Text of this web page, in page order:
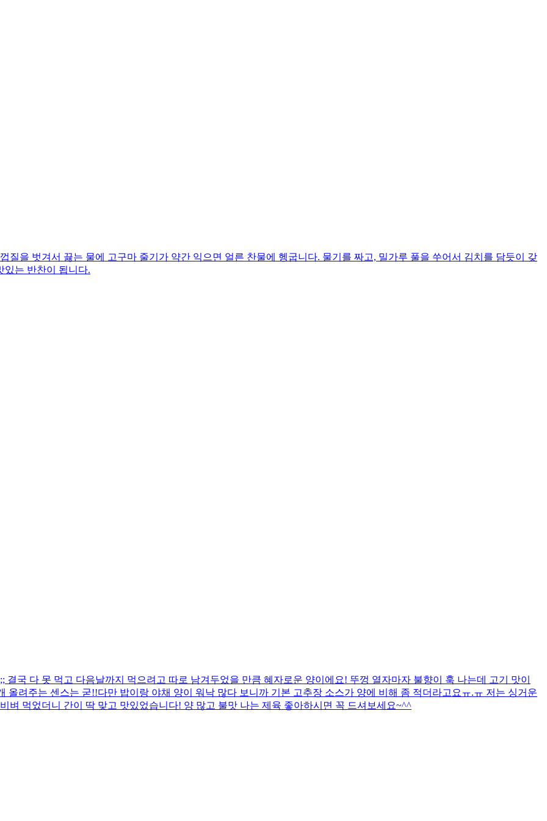
질을 벗겨서 끓는 물에 고구마 줄기가 약간 익으면 얼른 찬물에 헹굽니다. 물기를 짜고, 밀가루 풀을 쑤어서 김치를 담듯이 갖
있는 반찬이 됩니다.
국 다 못 먹고 다음날까지 먹으려고 따로 남겨두었을 만큼 혜자로운 양이에요! 뚜껑 열자마자 불향이 훅 나는데 고기 맛이
려주는 센스는 굳!! ​다만 밥이랑 야채 양이 워낙 많다 보니까 기본 고추장 소스가 양에 비해 좀 적더라고요ㅠ.ㅠ 저는 싱거운
벼 먹었더니 간이 딱 맞고 맛있었습니다! 양 많고 불맛 나는 제육 좋아하시면 꼭 드셔보세요~^^